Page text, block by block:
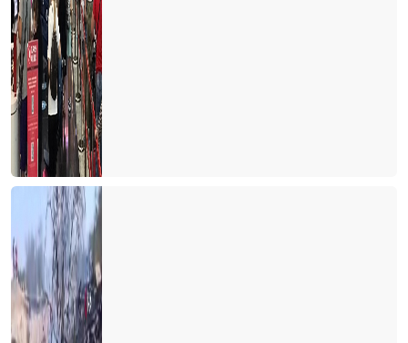
Corona virüsü çok mu abartılıyor?
Turizm teşvik ve tahsisler
Karayolunda doğu-batı köprüsüydük
Sivil havacılıkta bir adım daha ileriye
Otobüsle gezerek, görerek seyahat
Turizm ve Senior operasyonu
Kıbrıs seyahatlerim
THY Genel Müdürüne mektup
Turizm ve ‘’Qui facit per alium facit per se ipsum’’...